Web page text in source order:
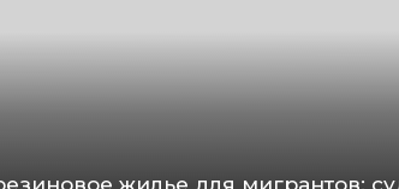
жилье для мигрантов: